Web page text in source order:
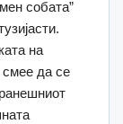
собата”
на
да се